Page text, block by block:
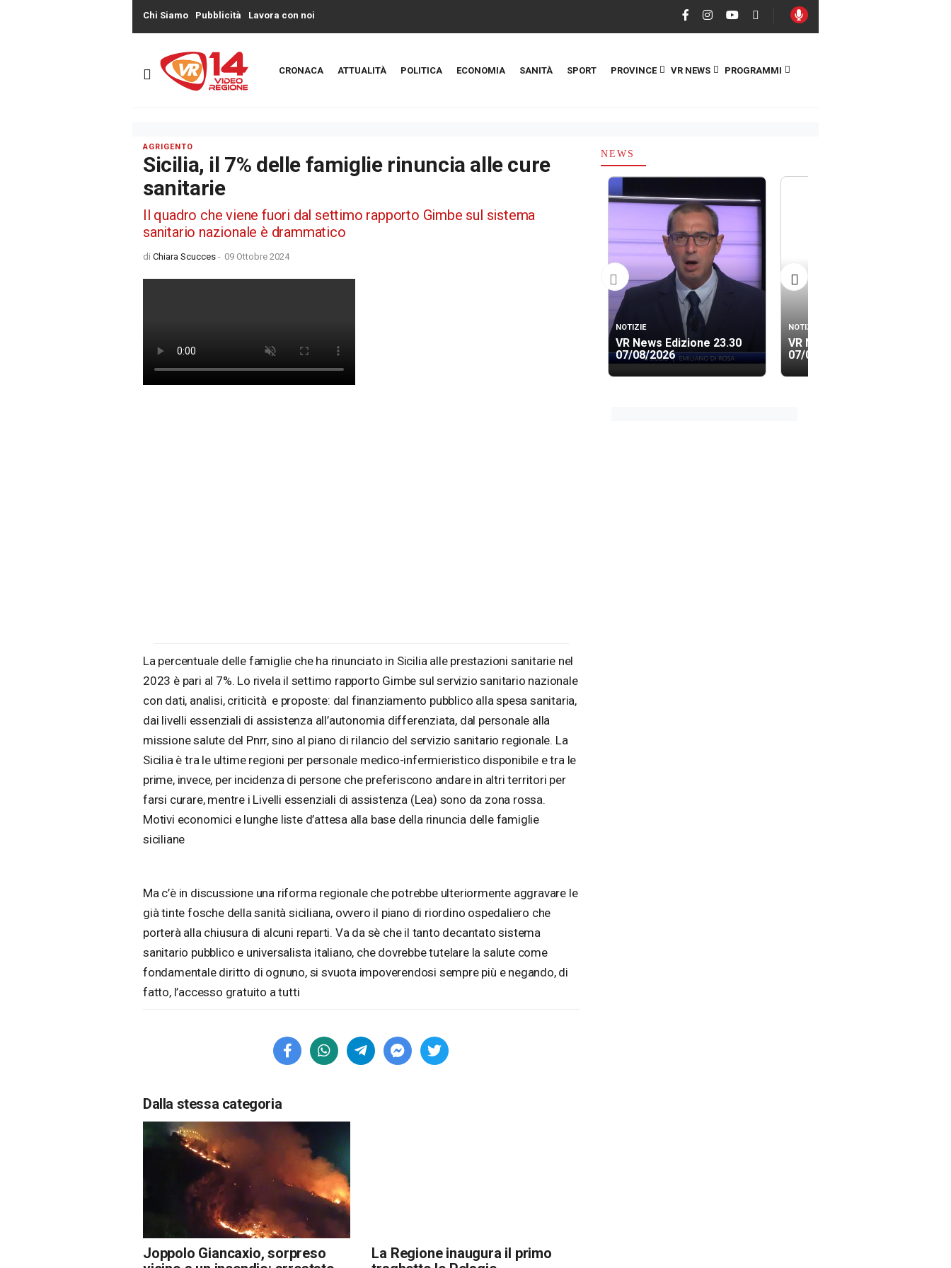
Chi Siamo Pubblicità Lavora con noi
CRONACA ATTUALITÀ POLITICA ECONOMIA SANITÀ SPORT PROVINCE VR NEWS PROGRAMMI
AGRIGENTO
Sicilia, il 7% delle famiglie rinuncia alle cure
sanitarie
Il quadro che viene fuori dal settimo rapporto Gimbe sul sistema
sanitario nazionale è drammatico
di Chiara Scucces - 09 Ottobre 2024
La percentuale delle famiglie che ha rinunciato in Sicilia alle prestazioni sanitarie nel
2023 è pari al 7%. Lo rivela il settimo rapporto Gimbe sul servizio sanitario nazionale
con dati, analisi, criticità e proposte: dal finanziamento pubblico alla spesa sanitaria,
dai livelli essenziali di assistenza all’autonomia differenziata, dal personale alla
missione salute del Pnrr, sino al piano di rilancio del servizio sanitario regionale. La
Sicilia è tra le ultime regioni per personale medico-infermieristico disponibile e tra le
prime, invece, per incidenza di persone che preferiscono andare in altri territori per
farsi curare, mentre i Livelli essenziali di assistenza (Lea) sono da zona rossa.
Motivi economici e lunghe liste d’attesa alla base della rinuncia delle famiglie
siciliane
Ma c’è in discussione una riforma regionale che potrebbe ulteriormente aggravare le
già tinte fosche della sanità siciliana, ovvero il piano di riordino ospedaliero che
porterà alla chiusura di alcuni reparti. Va da sè che il tanto decantato sistema
sanitario pubblico e universalista italiano, che dovrebbe tutelare la salute come
fondamentale diritto di ognuno, si svuota impoverendosi sempre più e negando, di
fatto, l’accesso gratuito a tutti
Dalla stessa categoria
Joppolo Giancaxio, sorpreso
La Regione inaugura il primo
NEWS
NOTIZIE
VR News Edizione 23.30
07/08/2026
NOTIZIE
VR News Edizione 19.40
07/08/2026